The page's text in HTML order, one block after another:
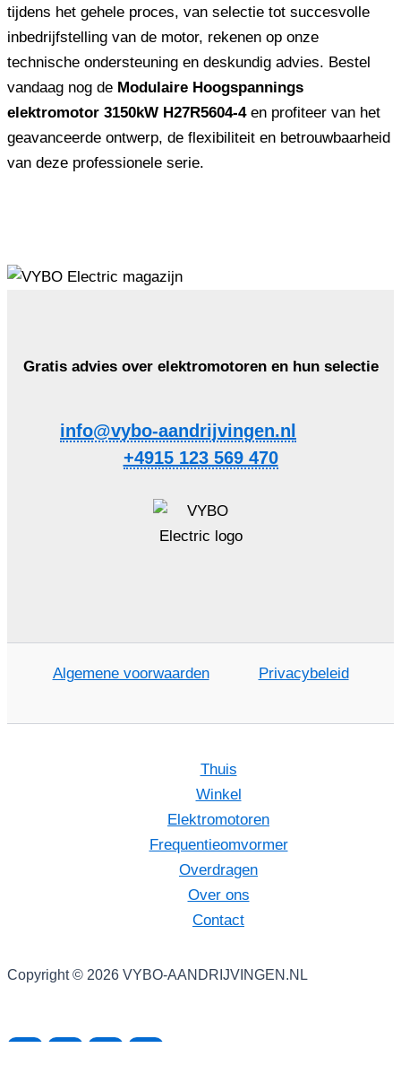
tijdens het gehele proces, van selectie tot succesvolle
inbedrijfstelling van de motor, rekenen op onze
technische ondersteuning en deskundig advies. Bestel
vandaag nog de Modulaire Hoogspannings
elektromotor 3150kW H27R5604-4en profiteer van het
geavanceerde ontwerp, de flexibiliteit en betrouwbaarheid
van deze professionele serie.
Gratis advies over elektromotoren en hun selectie
info@vybo-aandrijvingen.nl
+4915 123 569 470
Algemene voorwaarden Privacybeleid
Thuis
Winkel
Elektromotoren
Frequentieomvormer
Overdragen
Over ons
Contact
Copyright © 2026 VYBO-AANDRIJVINGEN.NL